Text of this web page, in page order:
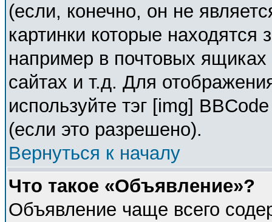
(если, конечно, он не
картинки которые
например в почтовых
сайтах и т.д. Для
используйте тэг [img]
(если это разрешено).
Вернуться к началу
Что такое «Объявление»?
Объявление чаще всего